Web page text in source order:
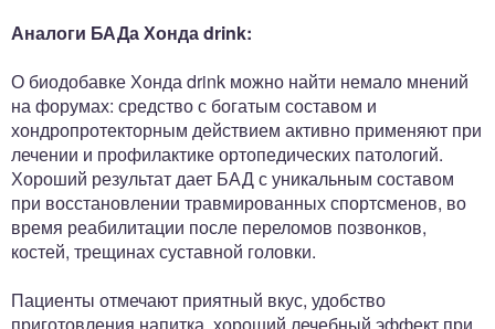
Аналоги БАДа Хонда drink:
О биодобавке Хонда drink можно найти немало мнений
на форумах: средство с богатым составом и
хондропротекторным действием активно применяют при
лечении и профилактике ортопедических патологий.
Хороший результат дает БАД с уникальным составом
при восстановлении травмированных спортсменов, во
время реабилитации после переломов позвонков,
костей, трещинах суставной головки.
Пациенты отмечают приятный вкус, удобство